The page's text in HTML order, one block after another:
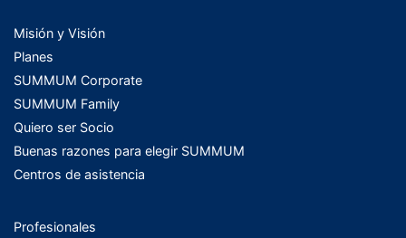
Misión y Visión
Planes
SUMMUM Corporate
SUMMUM Family
Quiero ser Socio
Buenas razones para elegir SUMMUM
Centros de asistencia
Profesionales